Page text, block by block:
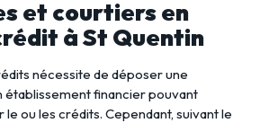
et courtiers en
à St Quentin
nécessite de déposer une
établissement financier pouvant
ou les crédits. Cependant, suivant le